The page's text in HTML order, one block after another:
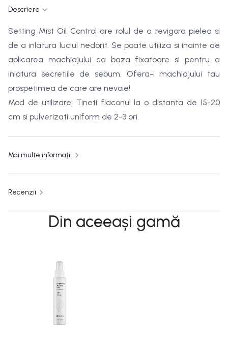
Descriere
Setting Mist Oil Control are rolul de a revigora pielea si
de a inlatura luciul nedorit. Se poate utiliza si inainte de
aplicarea machiajului ca baza fixatoare si pentru a
inlatura secretiile de sebum. Ofera-i machiajului tau
prospetimea de care are nevoie!
Mod de utilizare: Tineti flaconul la o distanta de 15-20
cm si pulverizati uniform de 2-3 ori.
Mai multe informații
Recenzii
Din aceeași gamă